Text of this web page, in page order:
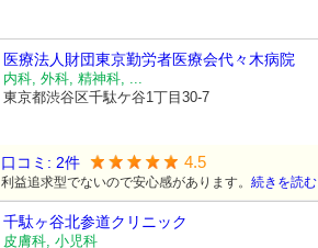
医療法人財団東京勤労者医療会代々木病院
内科, 外科, 精神科, ...
東京都渋谷区千駄ケ谷1丁目30-7
口コミ: 2件 4.5
利益追求型でないので安心感があります。 続きを読む
千駄ヶ谷北参道クリニック
皮膚科, 小児科